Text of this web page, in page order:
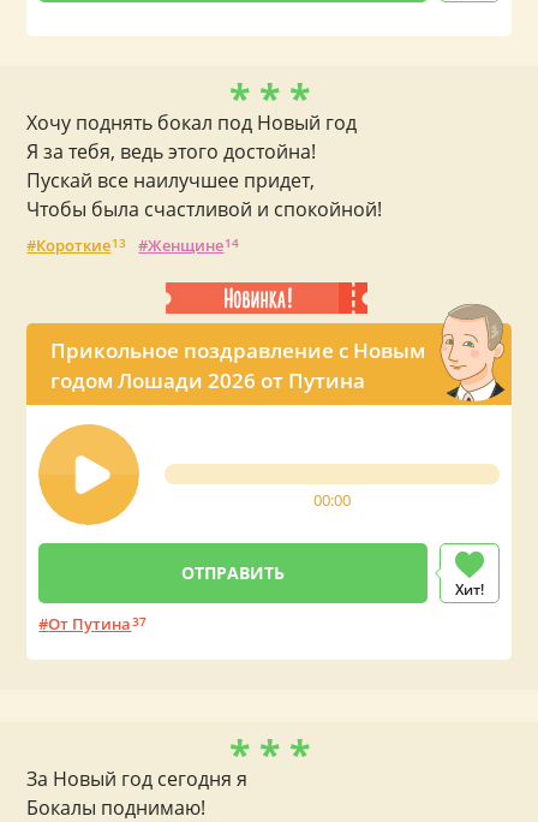
Прикольное поздравление с Новым
годом Лошади 2026 от Путина
00:00
Хит!
От Путина37
* * *
Хочу поднять бокал под Новый год
Я за тебя, ведь этого достойна!
Пускай все наилучшее придет,
Чтобы была счастливой и спокойной!
Короткие13 Женщине14
* * *
За Новый год сегодня я
Бокалы поднимаю!